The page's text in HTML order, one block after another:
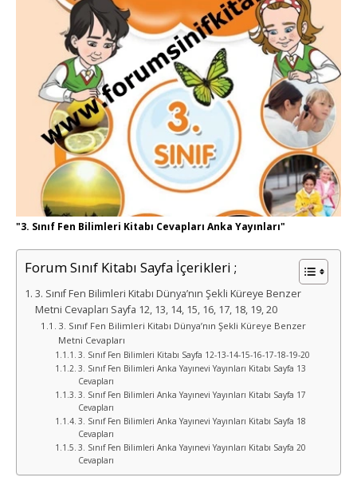
"3. Sınıf Fen Bilimleri Kitabı Cevapları Anka Yayınları"
Forum Sınıf Kitabı Sayfa İçerikleri ;
3. Sınıf Fen Bilimleri Kitabı Dünya’nın Şekli Küreye Benzer
Metni Cevapları Sayfa 12, 13, 14, 15, 16, 17, 18, 19, 20
3. Sınıf Fen Bilimleri Kitabı Dünya’nın Şekli Küreye Benzer
Metni Cevapları
3. Sınıf Fen Bilimleri Kitabı Sayfa 12-13-14-15-16-17-18-19-20
3. Sınıf Fen Bilimleri Anka Yayınevi Yayınları Kitabı Sayfa 13
Cevapları
3. Sınıf Fen Bilimleri Anka Yayınevi Yayınları Kitabı Sayfa 17
Cevapları
3. Sınıf Fen Bilimleri Anka Yayınevi Yayınları Kitabı Sayfa 18
Cevapları
3. Sınıf Fen Bilimleri Anka Yayınevi Yayınları Kitabı Sayfa 20
Cevapları